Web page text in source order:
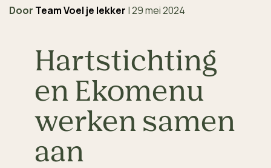
Door Team Voel je lekker |29 mei 2024
Hartstichting
en Ekomenu
werken samen
aan